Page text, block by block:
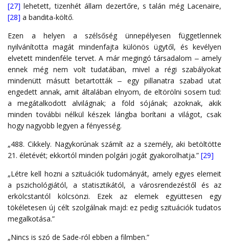
[27] lehetett, tizenhét állam dezertőre, s talán még Lacenaire,
[28] a bandita-költő.
Ezen a helyen a szélsőség ünnepélyesen függetlennek
nyilvánította magát mindenfajta különös ügytől, és kevélyen
elvetett mindenféle tervet. A már megingó társadalom ‒ amely
ennek még nem volt tudatában, mivel a régi szabályokat
mindenütt másutt betartották ‒ egy pillanatra szabad utat
engedett annak, amit általában elnyom, de eltörölni sosem tud:
a megátalkodott alvilágnak; a föld sójának; azoknak, akik
minden további nélkül készek lángba borítani a világot, csak
hogy nagyobb legyen a fényesség.
„488. Cikkely. Nagykorúnak számít az a személy, aki betöltötte
21. életévét; ekkortól minden polgári jogát gyakorolhatja.” [29]
„Létre kell hozni a szituációk tudományát, amely egyes elemeit
a pszichológiától, a statisztikától, a városrendezéstől és az
erkölcstantól kölcsönzi. Ezek az elemek együttesen egy
tökéletesen új célt szolgálnak majd: ez pedig szituációk tudatos
megalkotása.”
„Nincs is szó de Sade-ról ebben a filmben.”